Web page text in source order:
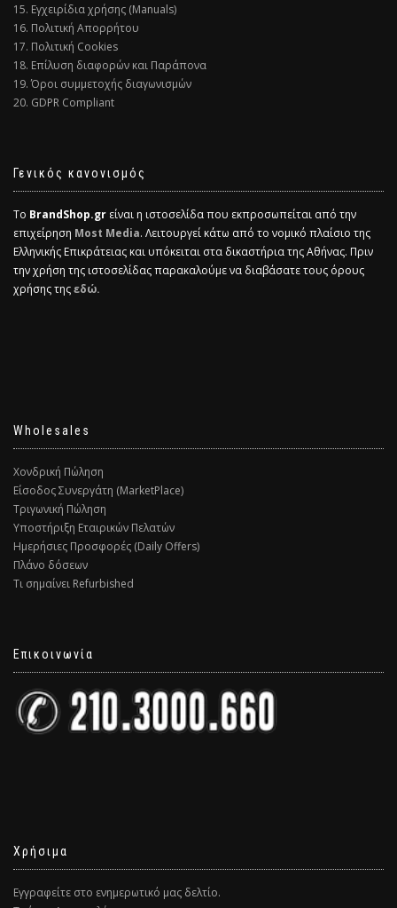
15. Εγχειρίδια χρήσης (Manuals)
16. Πολιτική Απορρήτου
17. Πολιτική Cookies
18. Επίλυση διαφορών και Παράπονα
19. Όροι συμμετοχής διαγωνισμών
20. GDPR Compliant
Γενικός κανονισμός
Το BrandShop.gr είναι η ιστοσελίδα που εκπροσωπείται από την
επιχείρηση Most Media. Λειτουργεί κάτω από το νομικό πλαίσιο της
Ελληνικής Επικράτειας και υπόκειται στα δικαστήρια της Αθήνας. Πριν
την χρήση της ιστοσελίδας παρακαλούμε να διαβάσατε τους όρους
χρήσης τηςεδώ.
Wholesales
Χονδρική Πώληση
Είσοδος Συνεργάτη (MarketPlace)
Τριγωνική Πώληση
Υποστήριξη Εταιρικών Πελατών
Ημερήσιες Προσφορές (Daily Offers)
Πλάνο δόσεων
Τι σημαίνει Refurbished
Επικοινωνία
Χρήσιμα
Εγγραφείτε στο ενημερωτικό μας δελτίο.